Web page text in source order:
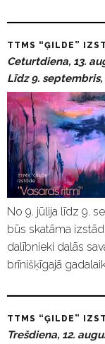
TTMS “ĢILDE”
Ceturtdiena, 13.
Līdz 9.
No 9. jūlija līdz 9.
būs skatāma
dalībnieki dalās
brīnišķīgajā
TTMS “ĢILDE”
Trešdiena, 12.